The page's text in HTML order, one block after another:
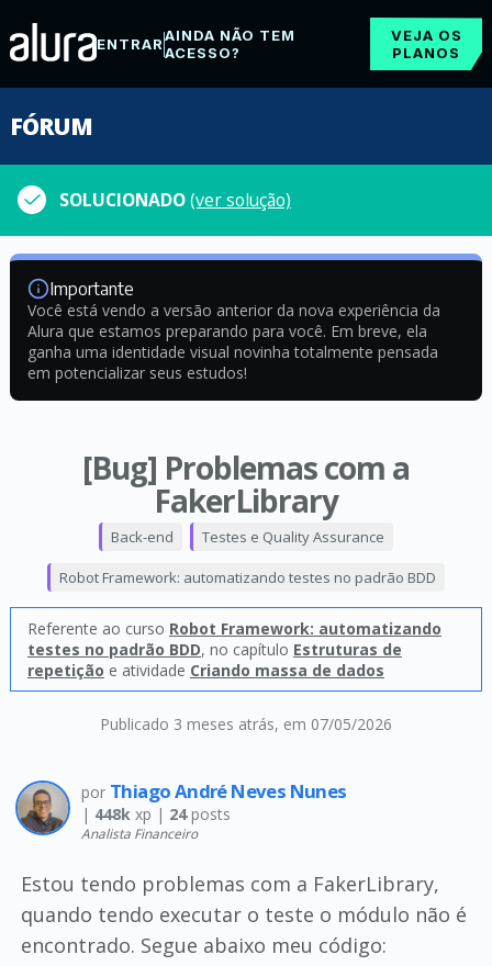
ENTRARAINDA NÃO TEM
ACESSO?
VEJA OS
PLANOS
FÓRUM
SOLUCIONADO(ver solução)
Importante
Você está vendo a versão anterior da nova experiência da
Alura que estamos preparando para você. Em breve, ela
ganha uma identidade visual novinha totalmente pensada
em potencializar seus estudos!
[Bug] Problemas com a
FakerLibrary
Publicado 3 meses atrás, em 07/05/2026
Back-end Testes e Quality Assurance
Robot Framework: automatizando testes no padrão BDD
Referente ao curso Robot Framework: automatizando
testes no padrão BDD, no capítulo Estruturas de
repetição e atividade Criando massa de dados
por Thiago André Neves Nunes
| 448kxp | 24posts
Analista Financeiro
Estou tendo problemas com a FakerLibrary,
quando tendo executar o teste o módulo não é
encontrado. Segue abaixo meu código: